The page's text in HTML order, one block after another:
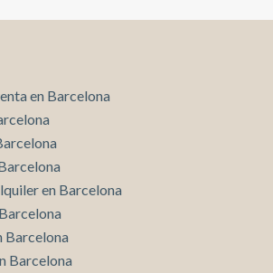
en Barcelona
en Barcelona
Barcelona
Barcelona